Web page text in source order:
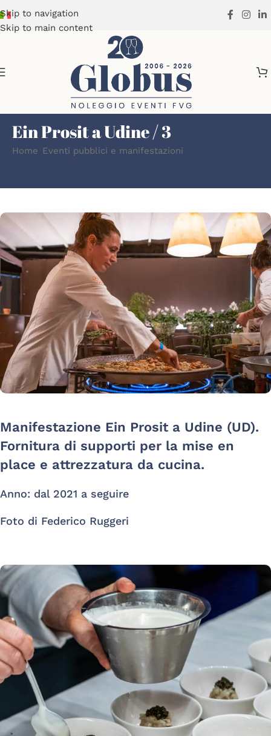
Skip to navigation
Skip to main content
Ein Prosit a Udine / 3
Home Eventi pubblici e manifestazioni
Manifestazione Ein Prosit a Udine (UD).
Fornitura di supporti per la mise en
place e attrezzatura da cucina.
Anno: dal 2021 a seguire
Foto di Federico Ruggeri